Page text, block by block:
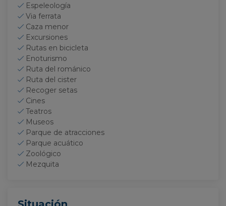
Espeleología
Via ferrata
Caza menor
Excursiones
Rutas en bicicleta
Enoturismo
Ruta del románico
Ruta del cister
Recoger setas
Cines
Teatros
Museos
Parque de atracciones
Parque acuático
Zoológico
Mezquita